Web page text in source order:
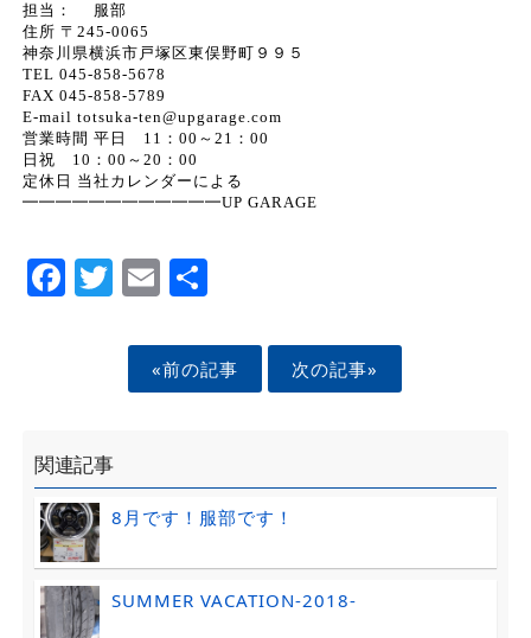
担当： 服部
住所 〒245-0065
神奈川県横浜市戸塚区東俣野町９９５
TEL 045-858-5678
FAX 045-858-5789
E-mail totsuka-ten@upgarage.com
営業時間 平日 11：00～21：00
日祝 10：00～20：00
定休日 当社カレンダーによる
━━━━━━━━━━━━UP GARAGE
Facebook
Twitter
EmailShare
«前の記事 次の記事»
関連記事
8月です！服部です！
SUMMER VACATION-2018-